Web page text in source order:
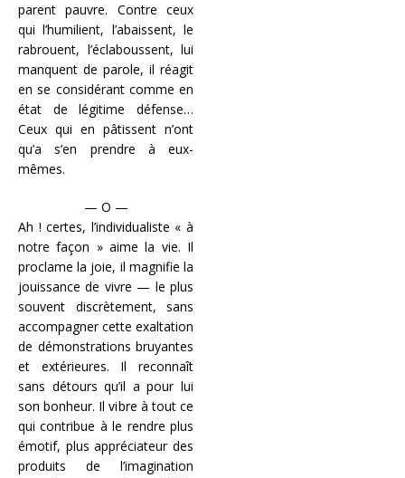
parent pauvre. Contre ceux
qui l’humilient, l’abaissent, le
rabrouent, l’éclaboussent, lui
manquent de parole, il réagit
en se considérant comme en
état de légitime défense…
Ceux qui en pâtissent n’ont
qu’a s’en prendre à eux-
mêmes.
— O —
Ah ! certes, l’individualiste « à
notre façon » aime la vie. Il
proclame la joie, il magnifie la
jouissance de vivre — le plus
souvent discrètement, sans
accompagner cette exaltation
de démonstrations bruyantes
et extérieures. Il reconnaît
sans détours qu’il a pour lui
son bonheur. Il vibre à tout ce
qui contribue à le rendre plus
émotif, plus appréciateur des
produits de l’imagination